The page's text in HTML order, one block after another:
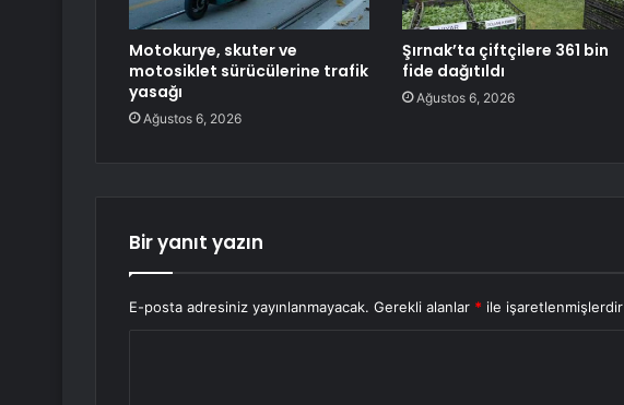
Motokurye, skuter ve
motosiklet sürücülerine trafik
yasağı
Ağustos 6, 2026
Şırnak’ta çiftçilere 361 bin
fide dağıtıldı
Ağustos 6, 2026
Bir yanıt yazın
E-posta adresiniz yayınlanmayacak. Gerekli alanlar * ile işaretlenmişlerdir